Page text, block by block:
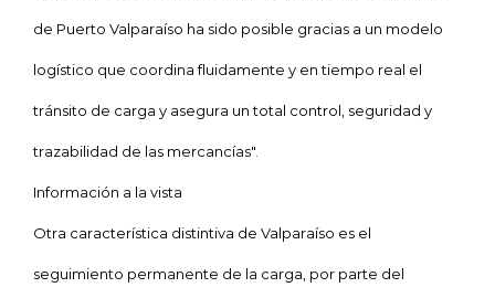
de Puerto Valparaíso ha sido posible gracias a un modelo
logístico que coordina fluidamente y en tiempo real el
tránsito de carga y asegura un total control, seguridad y
trazabilidad de las mercancías".
Información a la vista
Otra característica distintiva de Valparaíso es el
seguimiento permanente de la carga, por parte del